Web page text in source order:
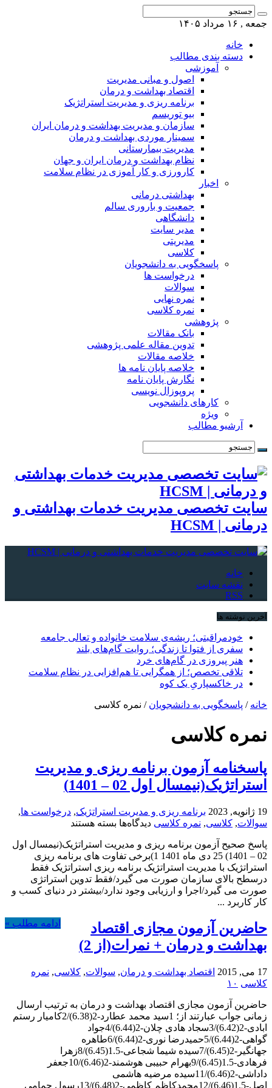
جمعه , ۱۶ مرداد ۱۴۰۵
خانه
دسته بندی مطالب
آموزشی
اصول و مبانی مدیریت
اقتصاد بهداشت و درمان
برنامه ریزی و مدیریت استراتژیک
بیو توریسم
سازمان و مدیریت بهداشت و درمان ایران
سمینار موردی بهداشت و درمان
مدیریت بیمارستانی
نظام بهداشت و درمان ایران و جهان
کارورزی و کار آموزی در نظام سلامت
اخبار
بهداشتی درمانی
جمعیت و باروری سالم
دانشگاهی
مدیر سایت
مدیریتی
کلاسی
پاسخگویی به دانشجویان
درخواست ها
سوالات
نمره نهایی
نمره کلاسی
پژوهشی
بانک مقالات
تدوین مقاله علمی پژوهشی
خلاصه مقالات
خلاصه پایان نامه ها
نگارش پایان نامه
پروپوزال نویسی
کارهای دانشجویی
ویژه
آرشیو مطالب
سایت تخصصی مدیریت خدمات بهداشتی و
درمانی | HCSM
خانه
نقشه سایت
RSS
آخرین نوشته ها
خودمراقبتی؛ ریشه‌ی سلامت خانواده و تعالی جامعه
سفری از فتوا تا زندگی؛ روایت گام‌های بلند
هنر پیروزی در گام‌های خرد
تلاقی تخصص؛ از همگرایی تا هم‌افزایی در نظام سلامت
در خاکسپاریِ یک کوه
خانه / پاسخگویی به دانشجویان / نمره کلاسی
نمره کلاسی
پاسخنامه آزمون برنامه ریزی و مدیریت
استراتژیک(نیمسال اول 02 – 1401)
19 ژانویه, 2023 برنامه ریزی و مدیریت استراتژیک, درخواست ها,
سوالات, کلاسی, نمره کلاسی دیدگاه‌ها برای
آزمون
برنامه
ریزی
و
مدیریت
02
–
1401)
بسته هستند
پاسخ صحیح آزمون برنامه ریزی و مدیریت استراتژیک(نیمسال اول
02 – 1401) 25 دی ماه 1401 1)برخی تفاوت های برنامه ریزی
استراتژیک با مدیریت استراتژیک برنامه ریزی استراتژیک فقط
درسطح بالای سازمان صورت می گیرد/فقط تدوین استراتژی
صورت می گیرد/اجرا و ارزیابی وجود ندارد/بیشتر در دنیای کسب و
کار کاربرد ...
ادامه مطلب »
حاضرین آزمون مجازی اقتصاد
بهداشت و درمان + نمرات(از 2)
17 می, 2015 اقتصاد بهداشت و درمان, سوالات, کلاسی, نمره
کلاسی ۱۰
حاضرین آزمون مجازی اقتصاد بهداشت و درمان به ترتیب ارسال
زمانی جواب عبارتند از؛ 1سید محمد عطارد-2(6.38)/2کامیار رستم
ابادی-2(6.42)/3سجاد هادی چلان-2(6.44)/4جواد
گواهی-2(6.44)/5حمیدرضا نوری-2(6.44)/6طاهره
جهانگیر-2(6.45)/7سیده شیما شجاعی-1.5(6.45)/8زهرا
فرهادی-1.5(6.45)/9بهرام حبیبی هوشمند-2(6.46)/10جعفر
داداشی-2(6.46)/11سیده مرضیه هاشمی
اصل-1.5(6.46)/12محمدکاظم کاظمی-2(6.48)/13رسول حمامی